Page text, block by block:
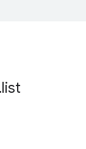
.list